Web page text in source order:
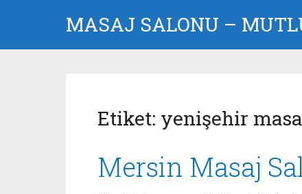
MASAJ SALONU –
Etiket: yenişehir
Mersin Masaj